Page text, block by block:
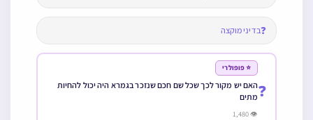
❓בדיני מוקצה
❓
⭐ פופולרי
האם יש מקור לכך שכל שם חכם שנזכר בגמרא היה יכול להחיות
מתים
👁 1,480